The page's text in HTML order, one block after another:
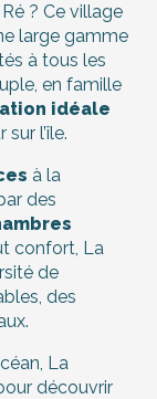
? Ce village
large gamme
à tous les
en famille
idéale
l’île.
à la
des
confort, La
de
des
La
découvrir